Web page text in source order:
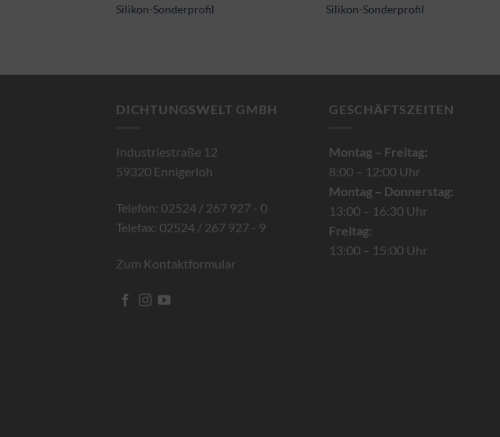
Silikon-Sonderprofil Silikon-Sonderprofil
DICHTUNGSWELT GMBH
Industriestraße 12
59320 Ennigerloh
Telefon: 02524 / 267 927 - 0
Telefax: 02524 / 267 927 - 9
Zum Kontaktformular
GESCHÄFTSZEITEN
Montag – Freitag:
8:00 – 12:00 Uhr
Montag – Donnerstag:
13:00 – 16:30 Uhr
Freitag:
13:00 – 15:00 Uhr